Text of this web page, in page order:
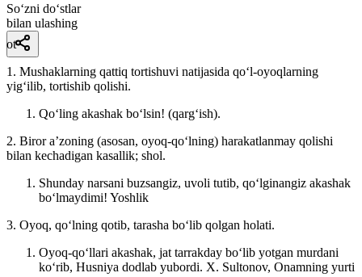
So‘zni do‘stlar
bilan ulashing
ot
1. Mushaklarning qattiq tortishuvi natijasida qoʻl-oyoqlarning
yigʻilib, tortishib qolishi.
Qoʻling akashak boʻlsin! (qargʻish).
2. Biror aʼzoning (asosan, oyoq-qoʻlning) harakatlanmay qolishi
bilan kechadigan kasallik; shol.
Shunday narsani buzsangiz, uvoli tutib, qoʻlginangiz akashak
boʻlmaydimi! Yoshlik
3. Oyoq, qoʻlning qotib, tarasha boʻlib qolgan holati.
Oyoq-qoʻllari akashak, jat tarrakday boʻlib yotgan murdani
koʻrib, Husniya dodlab yubordi. X. Sultonov, Onamning yurti